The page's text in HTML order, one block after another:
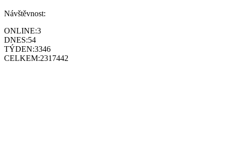
Návštěvnost:
ONLINE:3
DNES:54
TÝDEN:3346
CELKEM:2317442